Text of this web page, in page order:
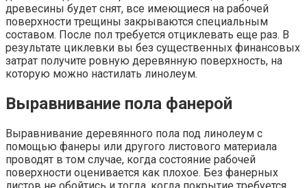
древесины будет снят, все имеющиеся на рабочей
поверхности трещины закрываются специальным
составом. После пол требуется отциклевать еще раз. В
результате циклевки вы без существенных финансовых
затрат получите ровную деревянную поверхность, на
которую можно настилать линолеум.
Выравнивание пола фанерой
Выравнивание деревянного пола под линолеум с
помощью фанеры или другого листового материала
проводят в том случае, когда состояние рабочей
поверхности оценивается как плохое. Без фанерных